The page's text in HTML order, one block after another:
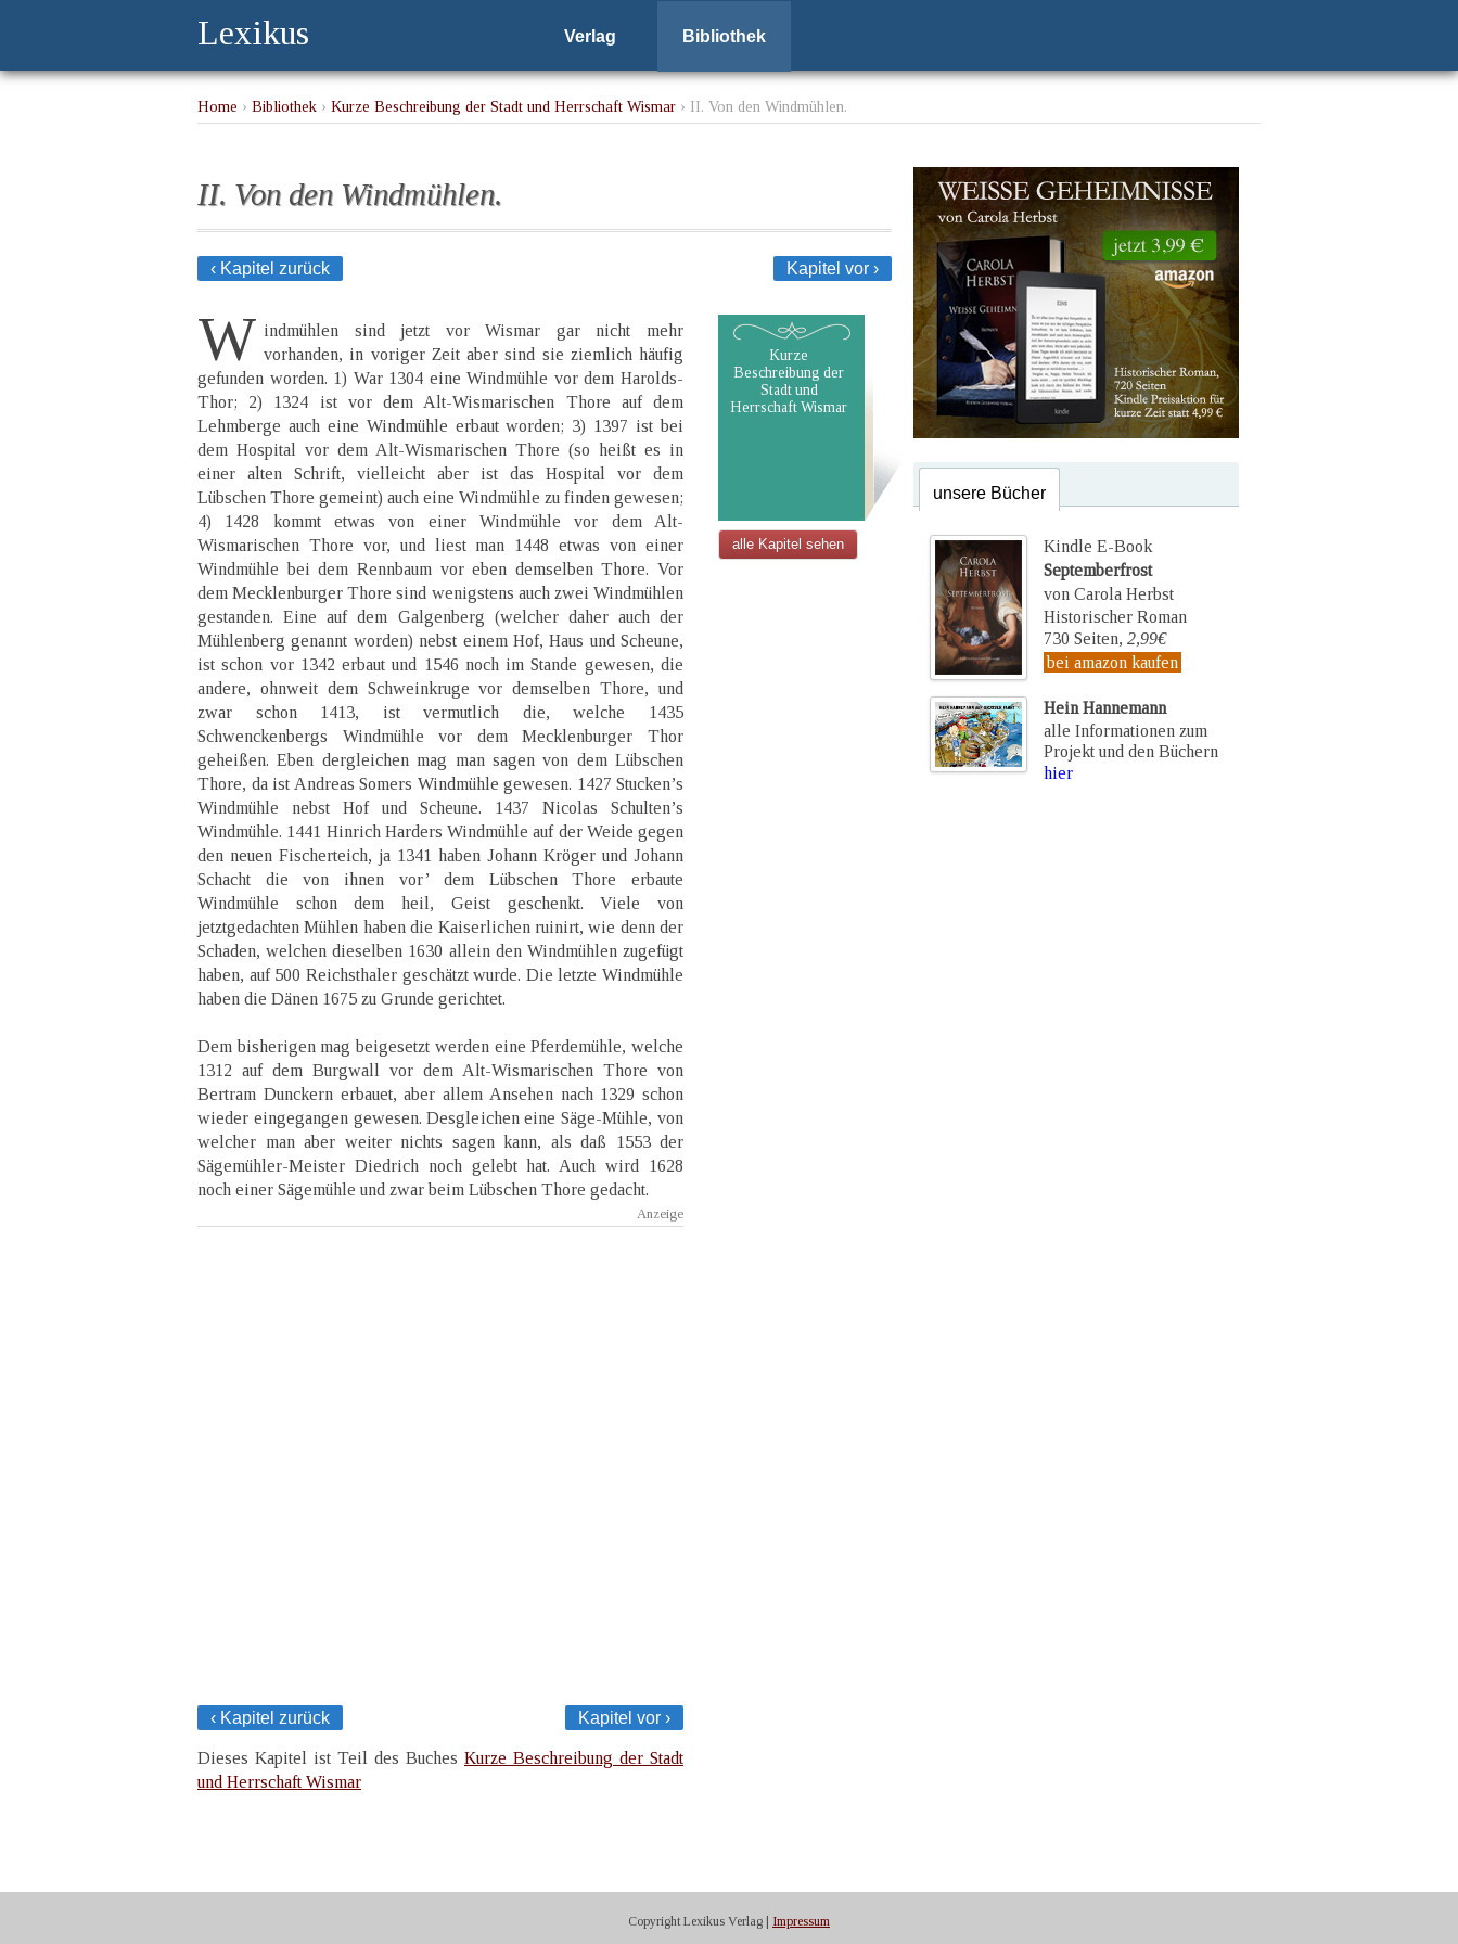
Lexikus Verlag Bibliothek
Home › Bibliothek › Kurze Beschreibung der Stadt und Herrschaft Wismar › II. Von den Windmühlen.
II. Von den Windmühlen.
‹ Kapitel zurück Kapitel vor ›
W indmühlen sind jetzt vor Wismar gar nicht mehr
vorhanden, in voriger Zeit aber sind sie ziemlich häufig
gefunden worden. 1) War 1304 eine Windmühle vor dem Harolds-
Thor; 2) 1324 ist vor dem Alt-Wismarischen Thore auf dem
Lehmberge auch eine Windmühle erbaut worden; 3) 1397 ist bei
dem Hospital vor dem Alt-Wismarischen Thore (so heißt es in
einer alten Schrift, vielleicht aber ist das Hospital vor dem
Lübschen Thore gemeint) auch eine Windmühle zu finden gewesen;
4) 1428 kommt etwas von einer Windmühle vor dem Alt-
Wismarischen Thore vor, und liest man 1448 etwas von einer
Windmühle bei dem Rennbaum vor eben demselben Thore. Vor
dem Mecklenburger Thore sind wenigstens auch zwei Windmühlen
gestanden. Eine auf dem Galgenberg (welcher daher auch der
Mühlenberg genannt worden) nebst einem Hof, Haus und Scheune,
ist schon vor 1342 erbaut und 1546 noch im Stande gewesen, die
andere, ohnweit dem Schweinkruge vor demselben Thore, und
zwar schon 1413, ist vermutlich die, welche 1435
Schwenckenbergs Windmühle vor dem Mecklenburger Thor
geheißen. Eben dergleichen mag man sagen von dem Lübschen
Thore, da ist Andreas Somers Windmühle gewesen. 1427 Stucken’s
Windmühle nebst Hof und Scheune. 1437 Nicolas Schulten’s
Windmühle. 1441 Hinrich Harders Windmühle auf der Weide gegen
den neuen Fischerteich, ja 1341 haben Johann Kröger und Johann
Schacht die von ihnen vor’ dem Lübschen Thore erbaute
Windmühle schon dem heil, Geist geschenkt. Viele von
jetztgedachten Mühlen haben die Kaiserlichen ruinirt, wie denn der
Schaden, welchen dieselben 1630 allein den Windmühlen zugefügt
haben, auf 500 Reichsthaler geschätzt wurde. Die letzte Windmühle
haben die Dänen 1675 zu Grunde gerichtet.
Dem bisherigen mag beigesetzt werden eine Pferdemühle, welche
1312 auf dem Burgwall vor dem Alt-Wismarischen Thore von
Bertram Dunckern erbauet, aber allem Ansehen nach 1329 schon
wieder eingegangen gewesen. Desgleichen eine Säge-Mühle, von
welcher man aber weiter nichts sagen kann, als daß 1553 der
Sägemühler-Meister Diedrich noch gelebt hat. Auch wird 1628
noch einer Sägemühle und zwar beim Lübschen Thore gedacht.
‹ Kapitel zurück Kapitel vor ›
Dieses Kapitel ist Teil des Buches Kurze Beschreibung der Stadt
und Herrschaft Wismar
Kurze
Beschreibung der
Stadt und
Herrschaft Wismar
alle Kapitel sehen
unsere Bücher
Kindle E-Book
Septemberfrost
von Carola Herbst
Historischer Roman
730 Seiten, 2,99€
bei amazon kaufen
Hein Hannemann
alle Informationen zum
Projekt und den Büchern
hier
Copyright Lexikus Verlag | Impressum